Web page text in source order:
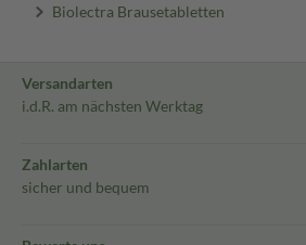
Biolectra Brausetabletten
Versandarten
i.d.R. am nächsten Werktag
Zahlarten
sicher und bequem